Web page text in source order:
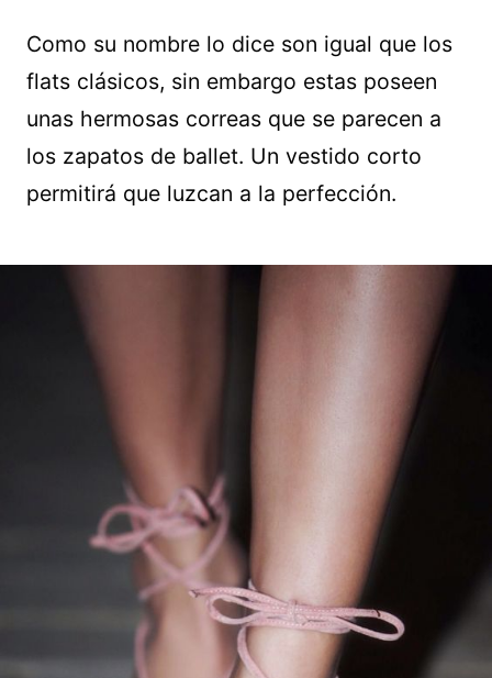
Como su nombre lo dice son igual que los
flats clásicos, sin embargo estas poseen
unas hermosas correas que se parecen a
los zapatos de ballet. Un vestido corto
permitirá que luzcan a la perfección.